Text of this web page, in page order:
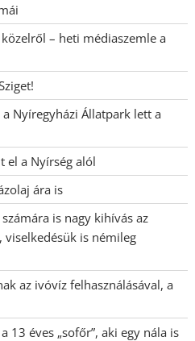
– heti médiaszemle a
Nyíregyházi Állatpark lett a
el a Nyírség alól
ára is
is nagy kihívás az
is némileg
az ivóvíz felhasználásával, a
13 éves „sofőr”, aki egy nála is